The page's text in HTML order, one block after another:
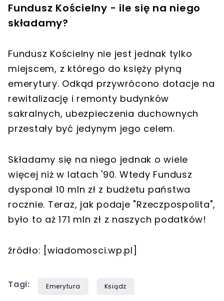
Fundusz Kościelny - ile się na niego
składamy?
Fundusz Kościelny nie jest jednak tylko
miejscem, z którego do księży płyną
emerytury. Odkąd przywrócono dotacje na
rewitalizację i remonty budynków
sakralnych, ubezpieczenia duchownych
przestały być jedynym jego celem.
Składamy się na niego jednak o wiele
więcej niż w latach '90. Wtedy Fundusz
dysponał 10 mln zł z budżetu państwa
rocznie. Teraz, jak podaje "Rzeczpospolita",
było to aż 171 mln zł z naszych podatków!
źródło: [wiadomosci.wp.pl]
Tagi: Emerytura Ksiądz